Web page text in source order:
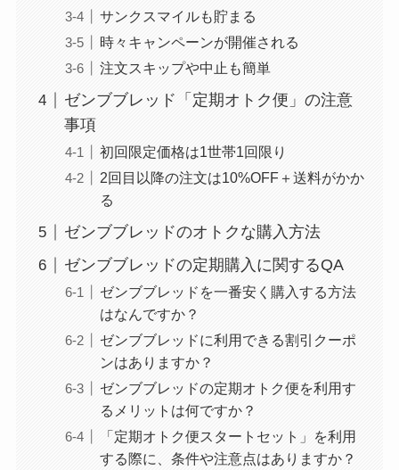
サンクスマイルも貯まる
時々キャンペーンが開催される
注文スキップや中止も簡単
ゼンブブレッド「定期オトク便」の注意
事項
初回限定価格は1世帯1回限り
2回目以降の注文は10%OFF＋送料がかか
る
ゼンブブレッドのオトクな購入方法
ゼンブブレッドの定期購入に関するQA
ゼンブブレッドを一番安く購入する方法
はなんですか？
ゼンブブレッドに利用できる割引クーポ
ンはありますか？
ゼンブブレッドの定期オトク便を利用す
るメリットは何ですか？
「定期オトク便スタートセット」を利用
する際に、条件や注意点はありますか？